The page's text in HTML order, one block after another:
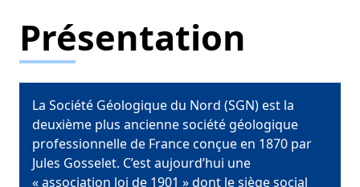
Présentation
La Société Géologique du Nord (SGN) est la
deuxième plus ancienne société géologique
professionnelle de France conçue en 1870 par
Jules Gosselet. C’est aujourd’hui une
« association loi de 1901 » dont le siège social